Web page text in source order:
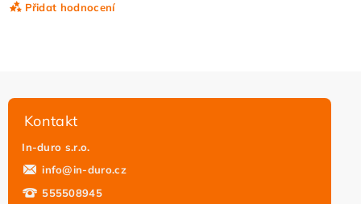
Přidat hodnocení
Kontakt
In-duro s.r.o.
info@in-duro.cz
555508945